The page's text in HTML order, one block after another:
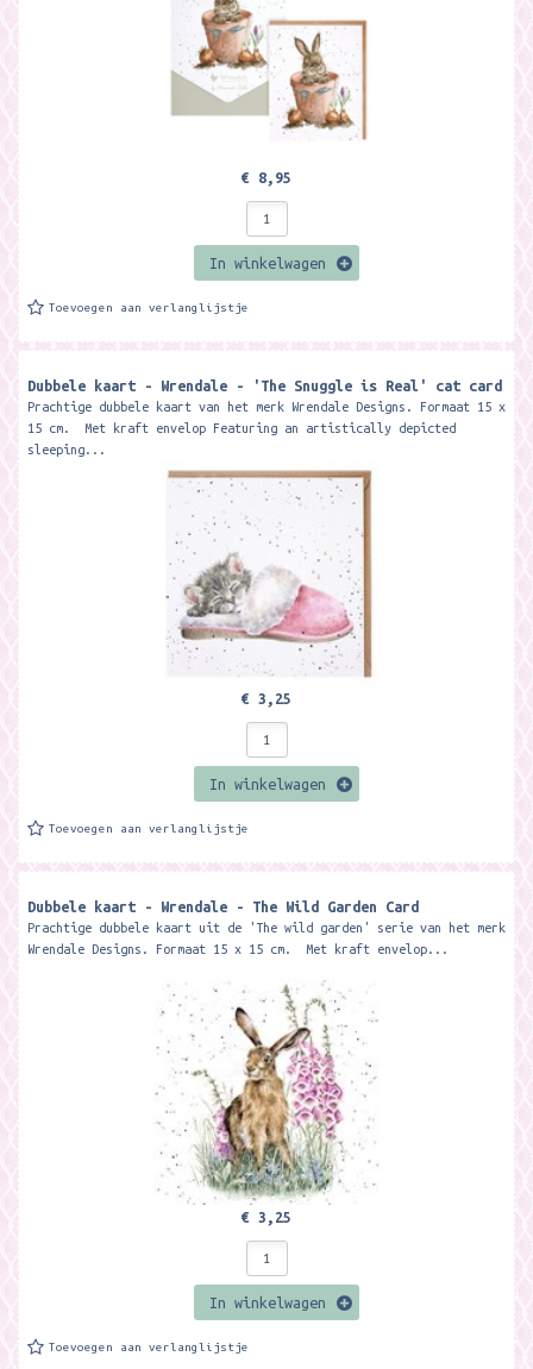
€ 8,95
In winkelwagen
Toevoegen aan verlanglijstje
Dubbele kaart - Wrendale - 'The Snuggle is Real' cat card
Prachtige dubbele kaart van het merk Wrendale Designs. Formaat 15 x
15 cm. Met kraft envelop Featuring an artistically depicted
sleeping...
€ 3,25
In winkelwagen
Toevoegen aan verlanglijstje
Dubbele kaart - Wrendale - The Wild Garden Card
Prachtige dubbele kaart uit de 'The wild garden' serie van het merk
Wrendale Designs. Formaat 15 x 15 cm. Met kraft envelop...
€ 3,25
In winkelwagen
Toevoegen aan verlanglijstje